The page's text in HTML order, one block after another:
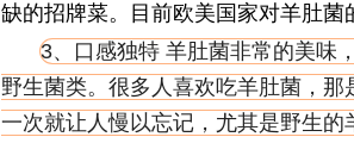
缺的招牌菜。目前欧美国家对羊肚
3、口感独特 羊肚菌非常的美味
野生菌类。很多人喜欢吃羊肚菌，
一次就让人慢以忘记，尤其是野生